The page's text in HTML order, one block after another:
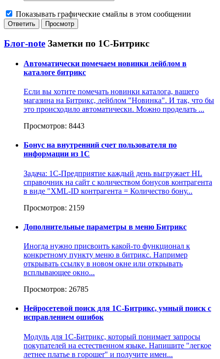
Показывать графические смайлы в этом сообщении
Блог-note Заметки по 1С-Битрикс
Автоматически помечаем новинки лейблом в
каталоге битрикс
Если вы хотите помечать новинки каталога, вашего
магазина на Битрикс, лейблом "Новинка". И так, что бы
это происходило автоматически. Можно проделать ...
Просмотров: 8443
Бонус на внутренний счет пользователя по
информации из 1С
Задача: 1С-Предприятие каждый день выгружает HL
справочник на сайт с количеством бонусов контрагента
в виде "XML-ID контрагента = Количество бону...
Просмотров: 2159
Дополнительные параметры в меню Битрикс
Иногда нужно присвоить какой-то функционал к
конкретному пункту меню в битрикс. Например
открывать ссылку в новом окне или открывать
всплывающее окно...
Просмотров: 26785
Нейросетевой поиск для 1С-Битрикс, умный поиск с
исправлением ошибок
Модуль для 1С-Битрикс, который понимает запросы
покупателей на естественном языке. Напишите "легкое
летнее платье в горошеr" и получите имен...